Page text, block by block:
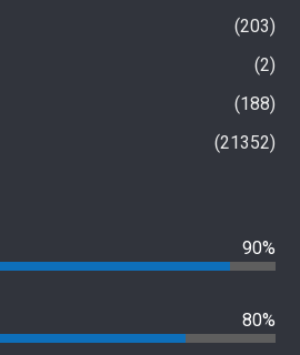
203
2
188
21352
90%
80%